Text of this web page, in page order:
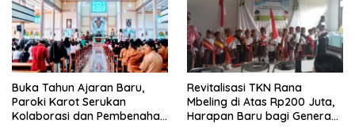
Buka Tahun Ajaran Baru,
Paroki Karot Serukan
Kolaborasi dan Pembenahan
Revitalisasi TKN Rana
Mbeling di Atas Rp200 Juta,
Harapan Baru bagi Generasi